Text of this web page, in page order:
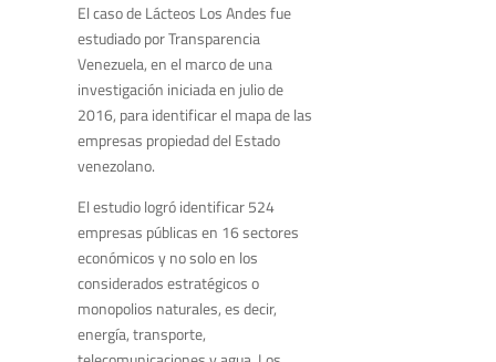
El caso de Lácteos Los Andes fue
estudiado por Transparencia
Venezuela, en el marco de una
investigación iniciada en julio de
2016, para identificar el mapa de las
empresas propiedad del Estado
venezolano.
El estudio logró identificar 524
empresas públicas en 16 sectores
económicos y no solo en los
considerados estratégicos o
monopolios naturales, es decir,
energía, transporte,